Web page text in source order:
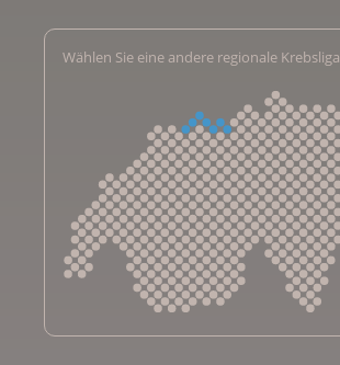
Wählen Sie eine andere regionale Krebsliga